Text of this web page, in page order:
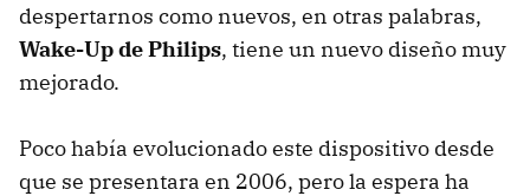
despertarnos como nuevos, en otras palabras,
Wake-Up de Philips, tiene un nuevo diseño muy
mejorado.
Poco había evolucionado este dispositivo desde
que se presentara en 2006, pero la espera ha